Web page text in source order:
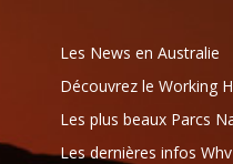
Les News en Australie
Découvrez le Working
Les plus beaux Parcs
Les dernières infos Whv